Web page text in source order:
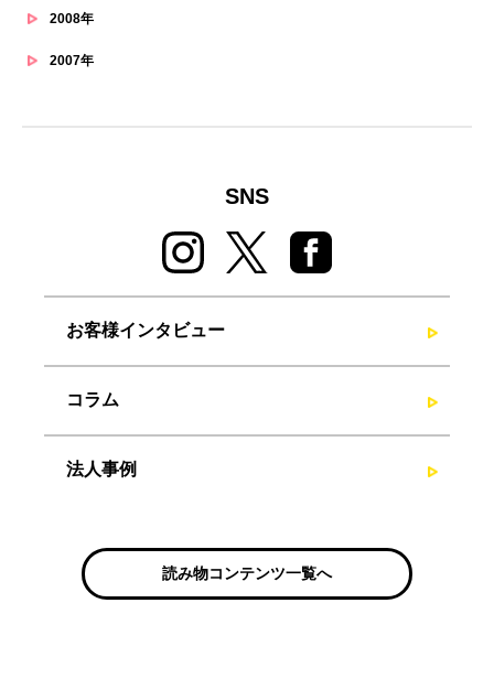
2008年
2007年
SNS
お客様インタビュー
コラム
法人事例
読み物コンテンツ一覧へ